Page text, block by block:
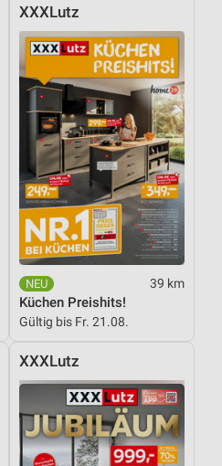
XXXLutz
39 km
Küchen Preishits!
Gültig bis Fr. 21.08.
XXXLutz